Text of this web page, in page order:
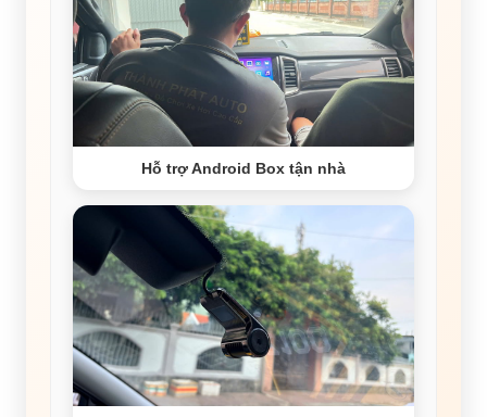
Hỗ trợ Android Box tận nhà